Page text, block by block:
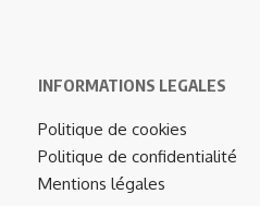
INFORMATIONS LEGALES
Politique de cookies
Politique de confidentialité
Mentions légales